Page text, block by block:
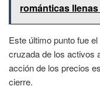
románticas
Este último punto fue
cruzada de los activos
acción de los precios
cierre.